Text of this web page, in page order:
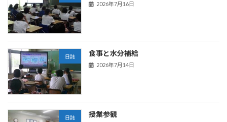
2026年7月16日
日誌 食事と水分補給
2026年7月14日
日誌 授業参観